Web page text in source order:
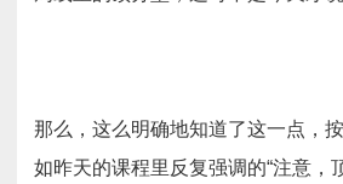
那么，这么明确地知道了这一点，
如昨天的课程里反复强调的“注意，